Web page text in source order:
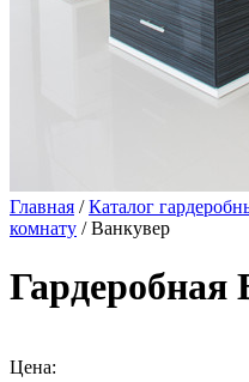
Главная /Каталог
комнату / Ванкувер
Гардеробная
Цена: